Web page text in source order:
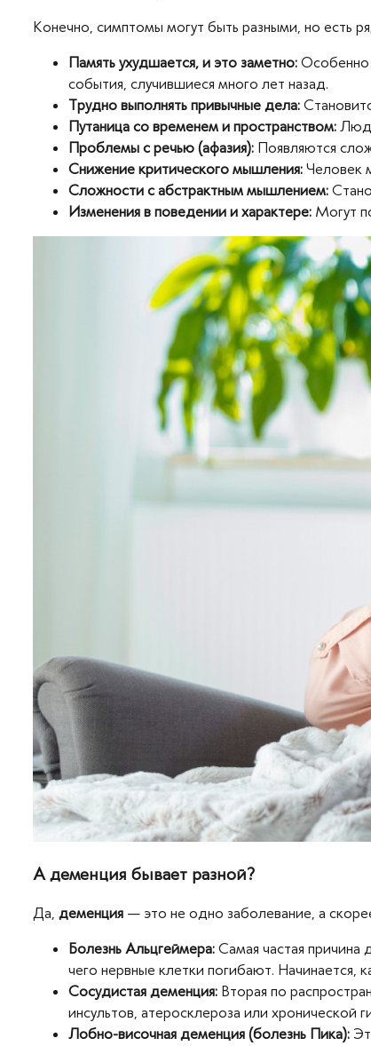
Конечно, симптомы могут быть разными, но есть
Память ухудшается, и это заметно: Особенно
события, случившиеся много лет назад.
Трудно выполнять привычные дела:
Путаница со временем и пространством:
Проблемы с речью (афазия): Появляются
Снижение критического мышления: Человек
Сложности с абстрактным мышлением:
Изменения в поведении и характере: Могут
А деменция бывает разной?
Да, деменция — это не одно заболевание, а
Болезнь Альцгеймера: Самая частая причина
чего нервные клетки погибают. Начинается,
Сосудистая деменция: Вторая по
инсультов, атеросклероза или хронической
Лобно-височная деменция (болезнь Пика):